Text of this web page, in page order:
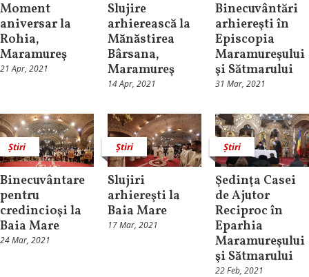
Moment
aniversar la
Rohia,
Maramureş
21 Apr, 2021
Slujire
arhierească la
Mănăstirea
Bârsana,
Maramureş
14 Apr, 2021
Binecuvântări
arhiereşti în
Episcopia
Maramureşului
şi Sătmarului
31 Mar, 2021
Știri
Binecuvântare
pentru
credincioşi la
Baia Mare
24 Mar, 2021
Știri
Slujiri
arhiereşti la
Baia Mare
17 Mar, 2021
Știri
Şedinţa Casei
de Ajutor
Reciproc în
Eparhia
Maramureşului
şi Sătmarului
22 Feb, 2021